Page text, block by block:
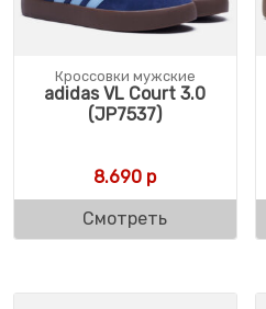
Кроссовки мужские
adidas VL Court 3.0
(JP7537)
8.690 р
Смотреть